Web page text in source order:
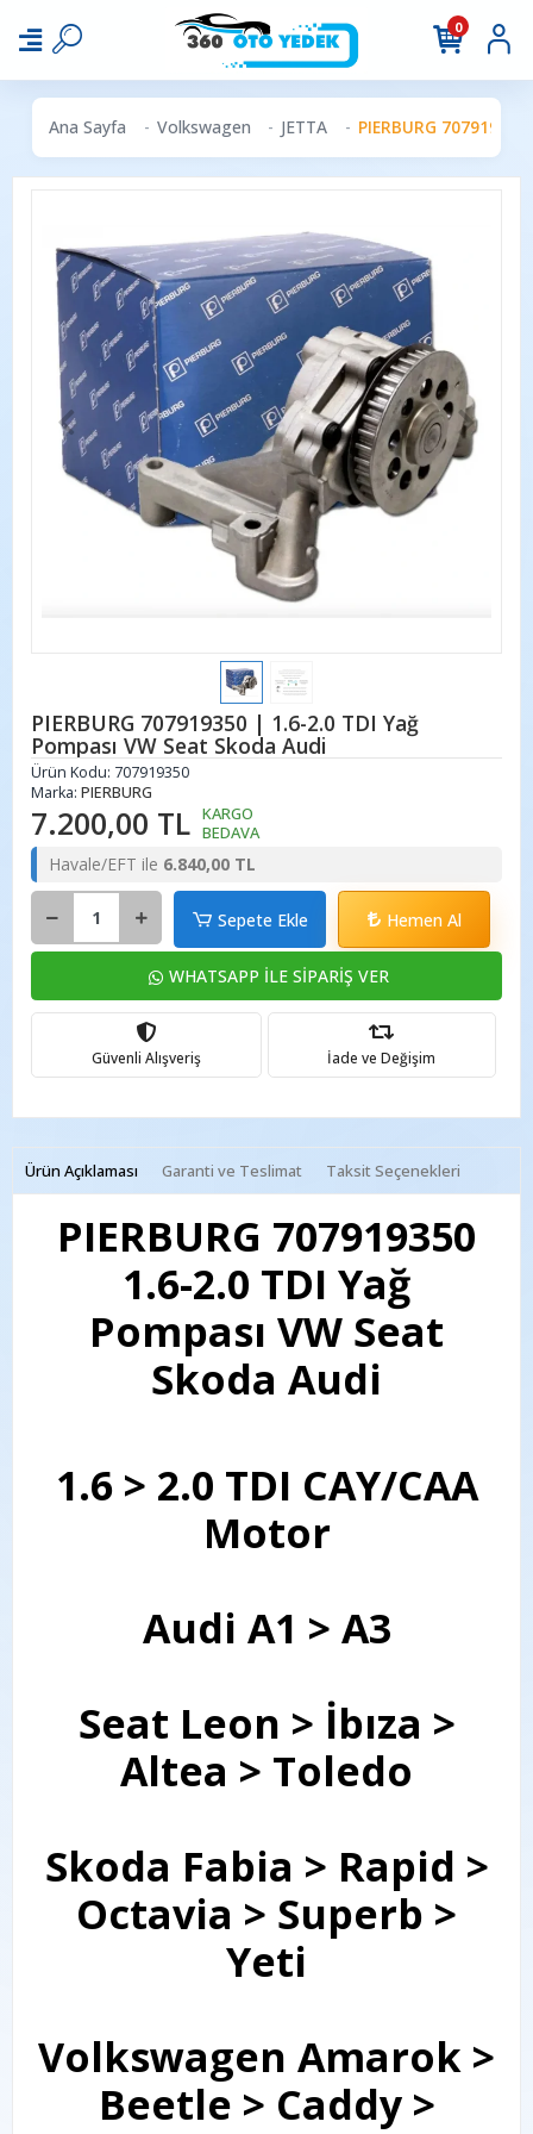
0
Ana Sayfa Volkswagen JETTA PIERBURG
PIERBURG 707919350 | 1.6-2.0 TDI Yağ
Pompası VW Seat Skoda Audi
Ürün Kodu: 707919350
Marka: PIERBURG
7.200,00 TL KARGO
BEDAVA
Havale/EFT ile 6.840,00 TL
Sepete Ekle Hemen Al
WHATSAPP İLE SİPARİŞ VER
Güvenli Alışveriş İade ve Değişim
Ürün Açıklaması Garanti ve Teslimat Taksit Seçenekleri
PIERBURG 707919350
1.6-2.0 TDI Yağ
Pompası VW Seat
Skoda Audi
1.6 > 2.0 TDI CAY/CAA
Motor
Audi A1 > A3
Seat Leon > İbıza >
Altea > Toledo
Skoda Fabia > Rapid >
Octavia > Superb >
Yeti
Volkswagen Amarok >
Beetle > Caddy >